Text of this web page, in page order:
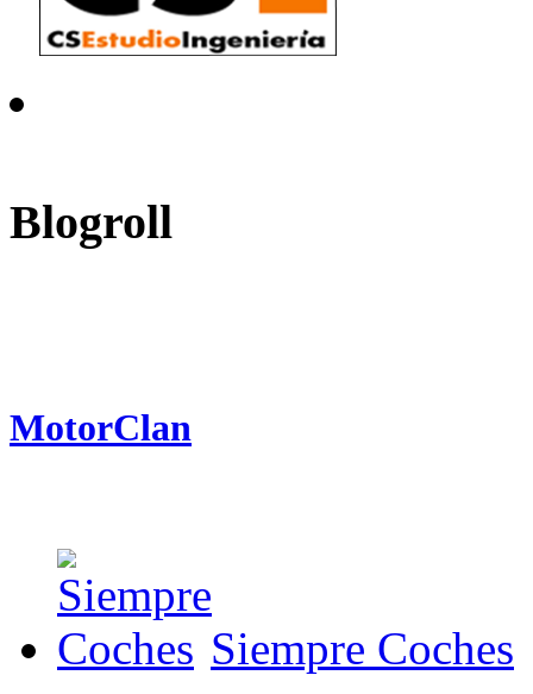
Blogroll
MotorClan
Siempre Coches